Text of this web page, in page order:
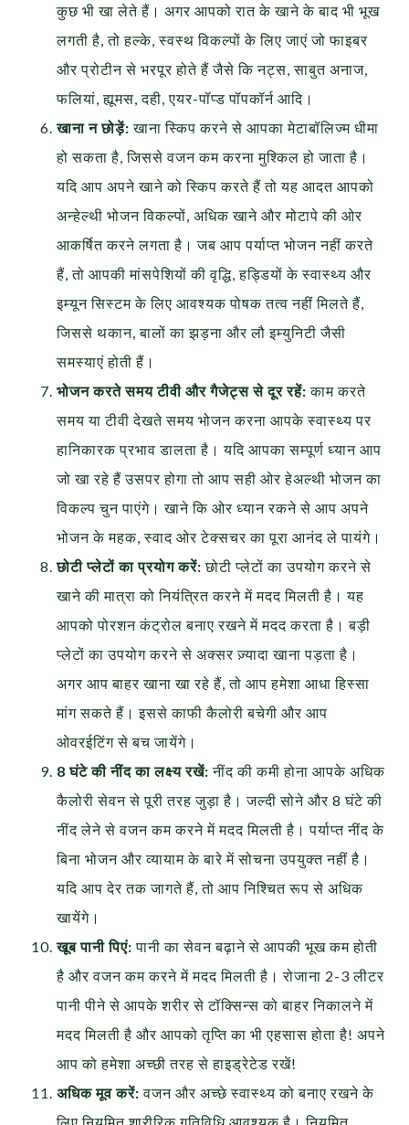
कुछ भी खा लेते हैं। अगर आपको रात के खाने के बाद भी भूख
लगती है, तो हल्के, स्वस्थ विकल्पों के लिए जाएं जो फाइबर
और प्रोटीन से भरपूर होते हैं जैसे कि नट्स, साबुत अनाज,
फलियां, ह्यूमस, दही, एयर-पॉप्ड पॉपकॉर्न आदि।
खाना न छोड़ें: खाना स्किप करने से आपका मेटाबॉलिज्म धीमा
हो सकता है, जिससे वजन कम करना मुश्किल हो जाता है।
यदि आप अपने खाने को स्किप करते हैं तो यह आदत आपको
अन्हेल्थी भोजन विकल्पों, अधिक खाने और मोटापे की ओर
आकर्षित करने लगता है। जब आप पर्याप्त भोजन नहीं करते
हैं, तो आपकी मांसपेशियों की वृद्धि, हड्डियों के स्वास्थ्य और
इम्यून सिस्टम के लिए आवश्यक पोषक तत्व नहीं मिलते हैं,
जिससे थकान, बालों का झड़ना और लौ इम्युनिटी जैसी
समस्याएं होती हैं।
भोजन करते समय टीवी और गैजेट्स से दूर रहें: काम करते
समय या टीवी देखते समय भोजन करना आपके स्वास्थ्य पर
हानिकारक प्रभाव डालता है। यदि आपका सम्पूर्ण ध्यान आप
जो खा रहे हैं उसपर होगा तो आप सही ओर हेअल्थी भोजन का
विकल्प चुन पाएंगे। खाने कि ओर ध्यान रकने से आप अपने
भोजन के महक, स्वाद ओर टेक्सचर का पूरा आनंद ले पायंगे।
छोटी प्लेटों का प्रयोग करें: छोटी प्लेटों का उपयोग करने से
खाने की मात्रा को नियंत्रित करने में मदद मिलती है। यह
आपको पोरशन कंट्रोल बनाए रखने में मदद करता है। बड़ी
प्लेटों का उपयोग करने से अक्सर ज़्यादा खाना पड़ता है।
अगर आप बाहर खाना खा रहे हैं, तो आप हमेशा आधा हिस्सा
मांग सकते हैं। इससे काफी कैलोरी बचेगी और आप
ओवरईटिंग से बच जायेंगे।
8 घंटे की नींद का लक्ष्य रखें: नींद की कमी होना आपके अधिक
कैलोरी सेवन से पूरी तरह जुड़ा है। जल्दी सोने और 8 घंटे की
नींद लेने से वजन कम करने में मदद मिलती है। पर्याप्त नींद के
बिना भोजन और व्यायाम के बारे में सोचना उपयुक्त नहीं है।
यदि आप देर तक जागते हैं, तो आप निश्चित रूप से अधिक
खायेंगे।
खूब पानी पिएं:पानी का सेवन बढ़ाने से आपकी भूख कम होती
है और वजन कम करने में मदद मिलती है। रोजाना 2-3 लीटर
पानी पीने से आपके शरीर से टॉक्सिन्स को बाहर निकालने में
मदद मिलती है और आपको तृप्ति का भी एहसास होता है! अपने
आप को हमेशा अच्छी तरह से हाइड्रेटेड रखें!
अधिक मूव करें: वजन और अच्छे स्वास्थ्य को बनाए रखने के